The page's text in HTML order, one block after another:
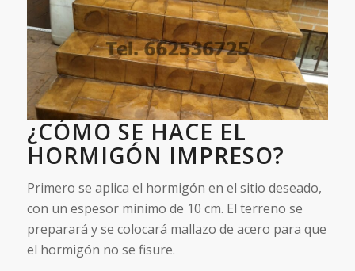
¿CÓMO SE HACE EL
HORMIGÓN IMPRESO?
Primero se aplica el hormigón en el sitio deseado,
con un espesor mínimo de 10 cm. El terreno se
preparará y se colocará mallazo de acero para que
el hormigón no se fisure.